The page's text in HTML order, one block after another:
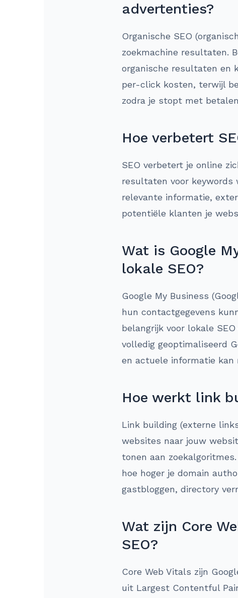
advertenties?
Organische SEO
zoekmachine resultaten.
organische resultaten en
per-click kosten, terwijl
zodra je stopt met
Hoe verbetert
SEO verbetert je online
resultaten voor keywords
relevante informatie,
potentiële klanten je
Wat is Google
lokale SEO?
Google My Business
hun contactgegevens
belangrijk voor lokale
volledig geoptimaliseerd
en actuele informatie kan
Hoe werkt link
Link building (externe
websites naar jouw
tonen aan
hoe hoger je domain
gastbloggen, directory
Wat zijn Core
SEO?
Core Web Vitals zijn
uit Largest Contentful